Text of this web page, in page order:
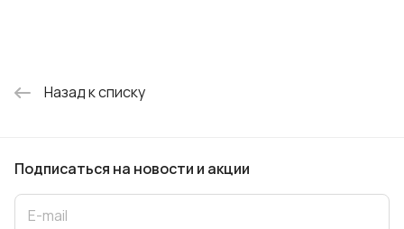
Назад к списку
Подписаться на новости и акции